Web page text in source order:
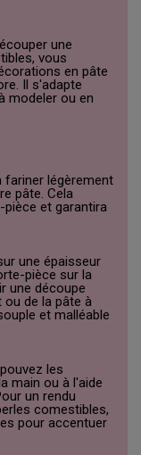
une
vous
en pâte
Il s'adapte
modeler ou en
fariner légèrement
pâte. Cela
pièce et garantira
une épaisseur
pièce sur la
une découpe
ou de la pâte à
et malléable
les
main ou à l'aide
un rendu
comestibles,
pour accentuer